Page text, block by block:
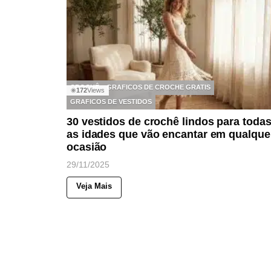
◉172Views
CROCHÊ
GRAFICOS DE CROCHE GRATIS
GRAFICOS DE VESTIDOS
30 vestidos de crochê lindos para todas
as idades que vão encantar em
ocasião
29/11/2025
Veja Mais